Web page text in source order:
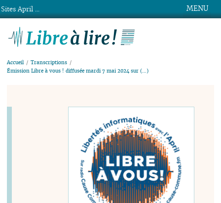
MENU
Accueil
Transcriptions
Émission Libre à vous ! diffusée mardi 7 mai 2024 sur (…)
Sites April ...